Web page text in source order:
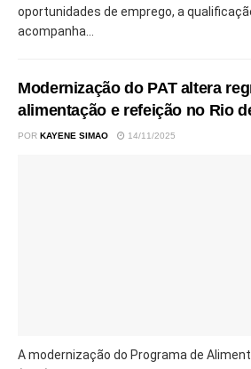
oportunidades de emprego, a
acompanha...
Modernização do PAT altera
alimentação e refeição no Rio
POR KAYENE SIMAO 14/11/2025
A modernização do Programa de